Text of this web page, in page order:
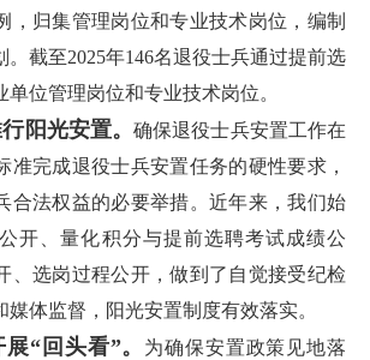
，归集管理岗位和专业技术岗位，编制
。截至2025年146名退役士兵通过提前选
位管理岗位和专业技术岗位。
阳光安置。确保退役士兵安置工作在
准完成退役士兵安置任务的硬性要求，
合法权益的必要举措。近年来，我们始
开、量化积分与提前选聘考试成绩公
、选岗过程公开，做到了自觉接受纪检
媒体监督，阳光安置制度有效落实。
“回头看”。
为确保安置政策见地落